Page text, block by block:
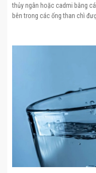
thủy ngân hoặc cadmi bằng
bên trong các ống than chì